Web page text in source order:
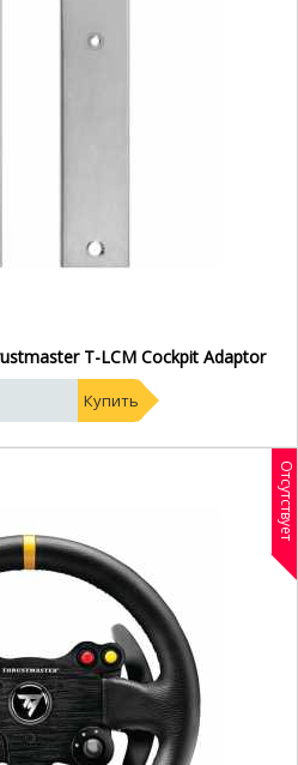
T-LCM Cockpit Adaptor
Купить
Отсутствует